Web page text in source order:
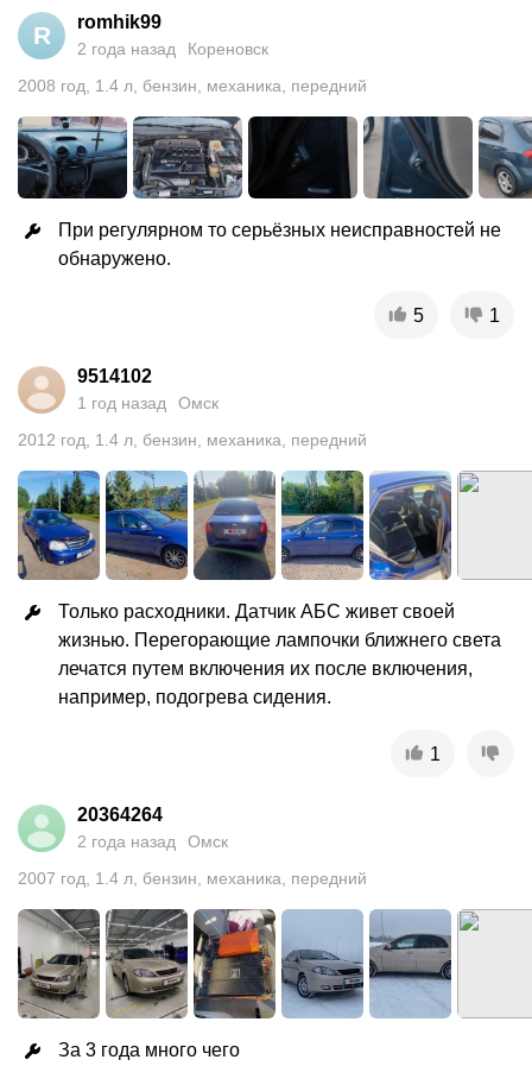
R romhik99
2 года назад
Кореновск
2008 год 1.4 л бензин механика передний
При регулярном то серьёзных неисправностей не
обнаружено.
5 1
9514102
1 год назад
Омск
2012 год 1.4 л бензин механика передний
Только расходники. Датчик АБС живет своей
жизнью. Перегорающие лампочки ближнего света
лечатся путем включения их после включения,
например, подогрева сидения.
1
20364264
2 года назад
Омск
2007 год 1.4 л бензин механика передний
За 3 года много чего